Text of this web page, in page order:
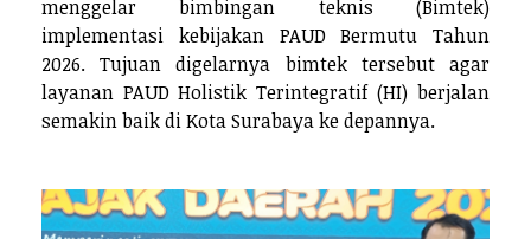
menggelar bimbingan teknis (Bimtek)
implementasi kebijakan PAUD Bermutu Tahun
2026. Tujuan digelarnya bimtek tersebut agar
layanan PAUD Holistik Terintegratif (HI) berjalan
semakin baik di Kota Surabaya ke depannya.